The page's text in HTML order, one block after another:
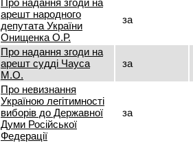
Про надання згоди на
арешт народного
депутата України
Онищенка О.Р.
за
Про надання згоди на
арешт судді Чауса
М.О.
за
Про невизнання
Україною легітимності
виборів до Державної
Думи Російської
Федерації
за